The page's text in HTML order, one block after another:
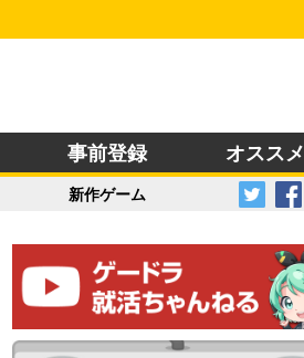
事前登録 オススメ
新作ゲーム